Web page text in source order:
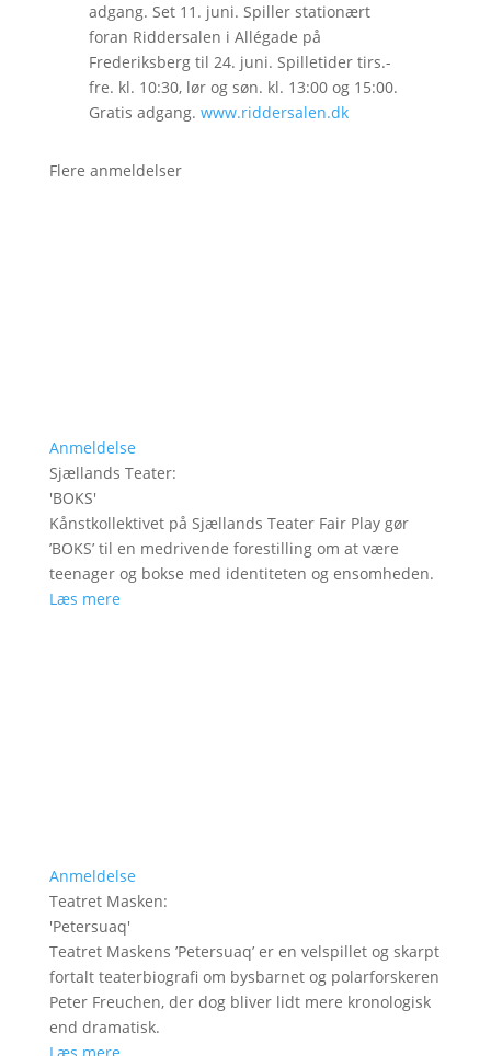
adgang. Set 11. juni. Spiller stationært
foran Riddersalen i Allégade på
Frederiksberg til 24. juni. Spilletider tirs.-
fre. kl. 10:30, lør og søn. kl. 13:00 og 15:00.
Gratis adgang. www.riddersalen.dk
Flere anmeldelser
Anmeldelse
Sjællands Teater:
'BOKS'
Kånstkollektivet på Sjællands Teater Fair Play gør
’BOKS’ til en medrivende forestilling om at være
teenager og bokse med identiteten og ensomheden.
Læs mere
Anmeldelse
Teatret Masken:
'Petersuaq'
Teatret Maskens ’Petersuaq’ er en velspillet og skarpt
fortalt teaterbiografi om bysbarnet og polarforskeren
Peter Freuchen, der dog bliver lidt mere kronologisk
end dramatisk.